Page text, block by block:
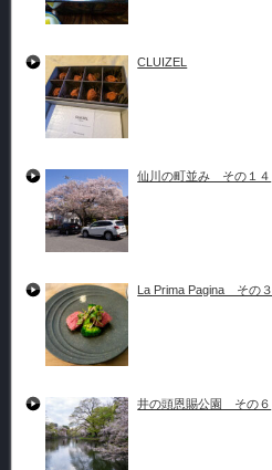
CLUIZEL
仙川の町並み その１４
La Prima Pagina その３
井の頭恩賜公園 その６